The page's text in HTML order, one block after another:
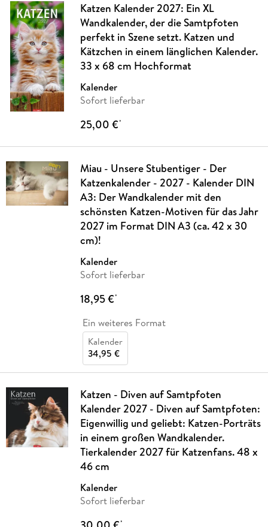
Katzen Kalender 2027: Ein XL
Wandkalender, der die Samtpfoten
perfekt in Szene setzt. Katzen und
Kätzchen in einem länglichen Kalender.
33 x 68 cm Hochformat
Kalender
Sofort lieferbar
25,00 €*
Miau - Unsere Stubentiger - Der
Katzenkalender - 2027 - Kalender DIN
A3: Der Wandkalender mit den
schönsten Katzen-Motiven für das Jahr
2027 im Format DIN A3 (ca. 42 x 30
cm)!
Kalender
Sofort lieferbar
18,95 €*
Ein weiteres Format
Kalender
34,95 €
Katzen - Diven auf Samtpfoten
Kalender 2027 - Diven auf Samtpfoten:
Eigenwillig und geliebt: Katzen-Porträts
in einem großen Wandkalender.
Tierkalender 2027 für Katzenfans. 48 x
46 cm
Kalender
Sofort lieferbar
*